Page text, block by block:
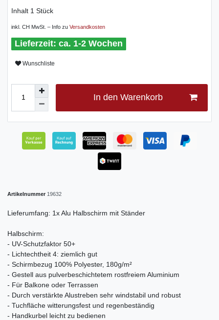
Inhalt 1 Stück
inkl. CH MwSt. – Info zu Versandkosten
ca. 1-2 Wochen
Wunschliste
In den Warenkorb
Artikelnummer 19632
Lieferumfang: 1x Alu Halbschirm mit Ständer
Halbschirm:
- UV-Schutzfaktor 50+
- Lichtechtheit 4: ziemlich gut
- Schirmbezug 100% Polyester, 180g/m²
- Gestell aus pulverbeschichtetem rostfreiem Aluminium
- Für Balkone oder Terrassen
- Durch verstärkte Alustreben sehr windstabil und robust
- Tuchfläche witterungsfest und regenbeständig
- Handkurbel leicht zu bedienen